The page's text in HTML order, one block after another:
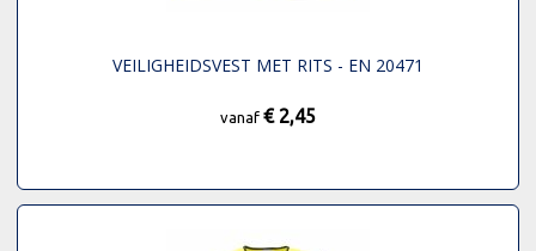
VEILIGHEIDSVEST MET RITS - EN 20471
vanaf € 2,45